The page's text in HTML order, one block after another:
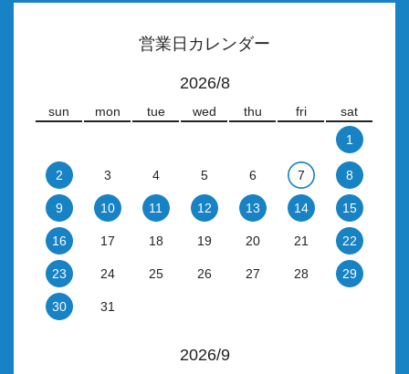
営業日カレンダー
2026/8
sun mon tue wed thu fri
sat
1
2 3 4 5 6 7 8
9 10 11 12 13 14 15
16 17 18 19 20 21 22
23 24 25 26 27 28 29
30 31
2026/9